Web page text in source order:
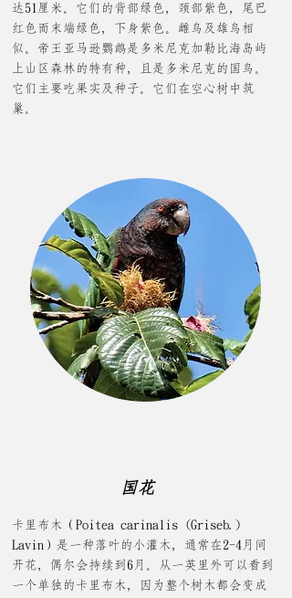
达51厘米。它们的背部绿色，颈部紫色，尾巴
红色而末端绿色，下身紫色。雌鸟及雄鸟相
似。帝王亚马逊鹦鹉是多米尼克加勒比海岛屿
上山区森林的特有种，且是多米尼克的国鸟。
它们主要吃果实及种子。它们在空心树中筑
巢。
国花
卡里布木（Poitea carinalis (Griseb.)
Lavin）是一种落叶的小灌木，通常在2-4月间
开花，偶尔会持续到6月。从一英里外可以看到
一个单独的卡里布木，因为整个树木都会变成